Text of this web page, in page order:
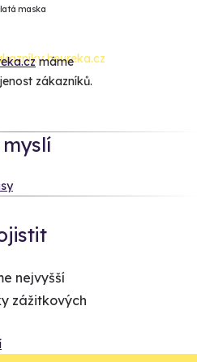
máme
zákazníků.
nejvyšší
zážitkových